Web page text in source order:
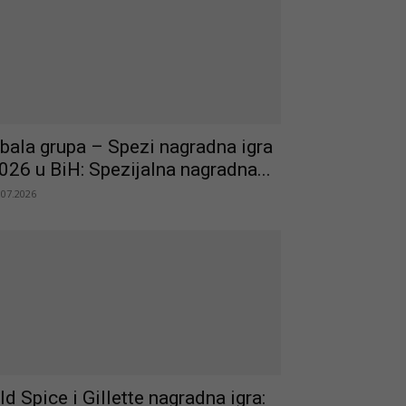
grupa – Spezi nagradna igra
u BiH: Spezijalna nagradna...
Spice i Gillette nagradna igra: